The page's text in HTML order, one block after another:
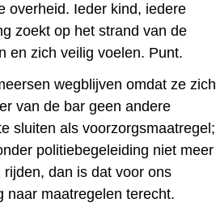
overheid. Ieder kind, iedere
zoekt op het strand van de
en zich veilig voelen. Punt.
wegblijven omdat ze zich
van de bar geen andere
sluiten als voorzorgsmaatregel;
politiebegeleiding niet meer
dan is dat voor ons
naar maatregelen terecht.